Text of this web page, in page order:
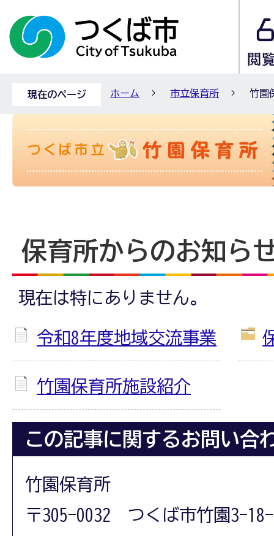
現在のページ ホーム 市立保育所 竹園
保育所からのお知ら
現在は特にありません。
令和8年度地域交流事業
竹園保育所施設紹介
この記事に関するお問い合
竹園保育所
〒305-0032 つくば市竹園3-